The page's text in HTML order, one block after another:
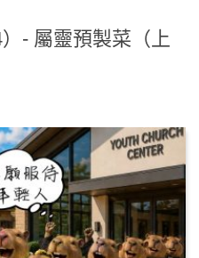
- 屬靈預製菜（上